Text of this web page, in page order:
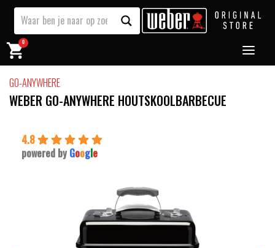
0
GO-ANYWHERE
WEBER GO-ANYWHERE HOUTSKOOLBARBECUE
4.8
powered by Google